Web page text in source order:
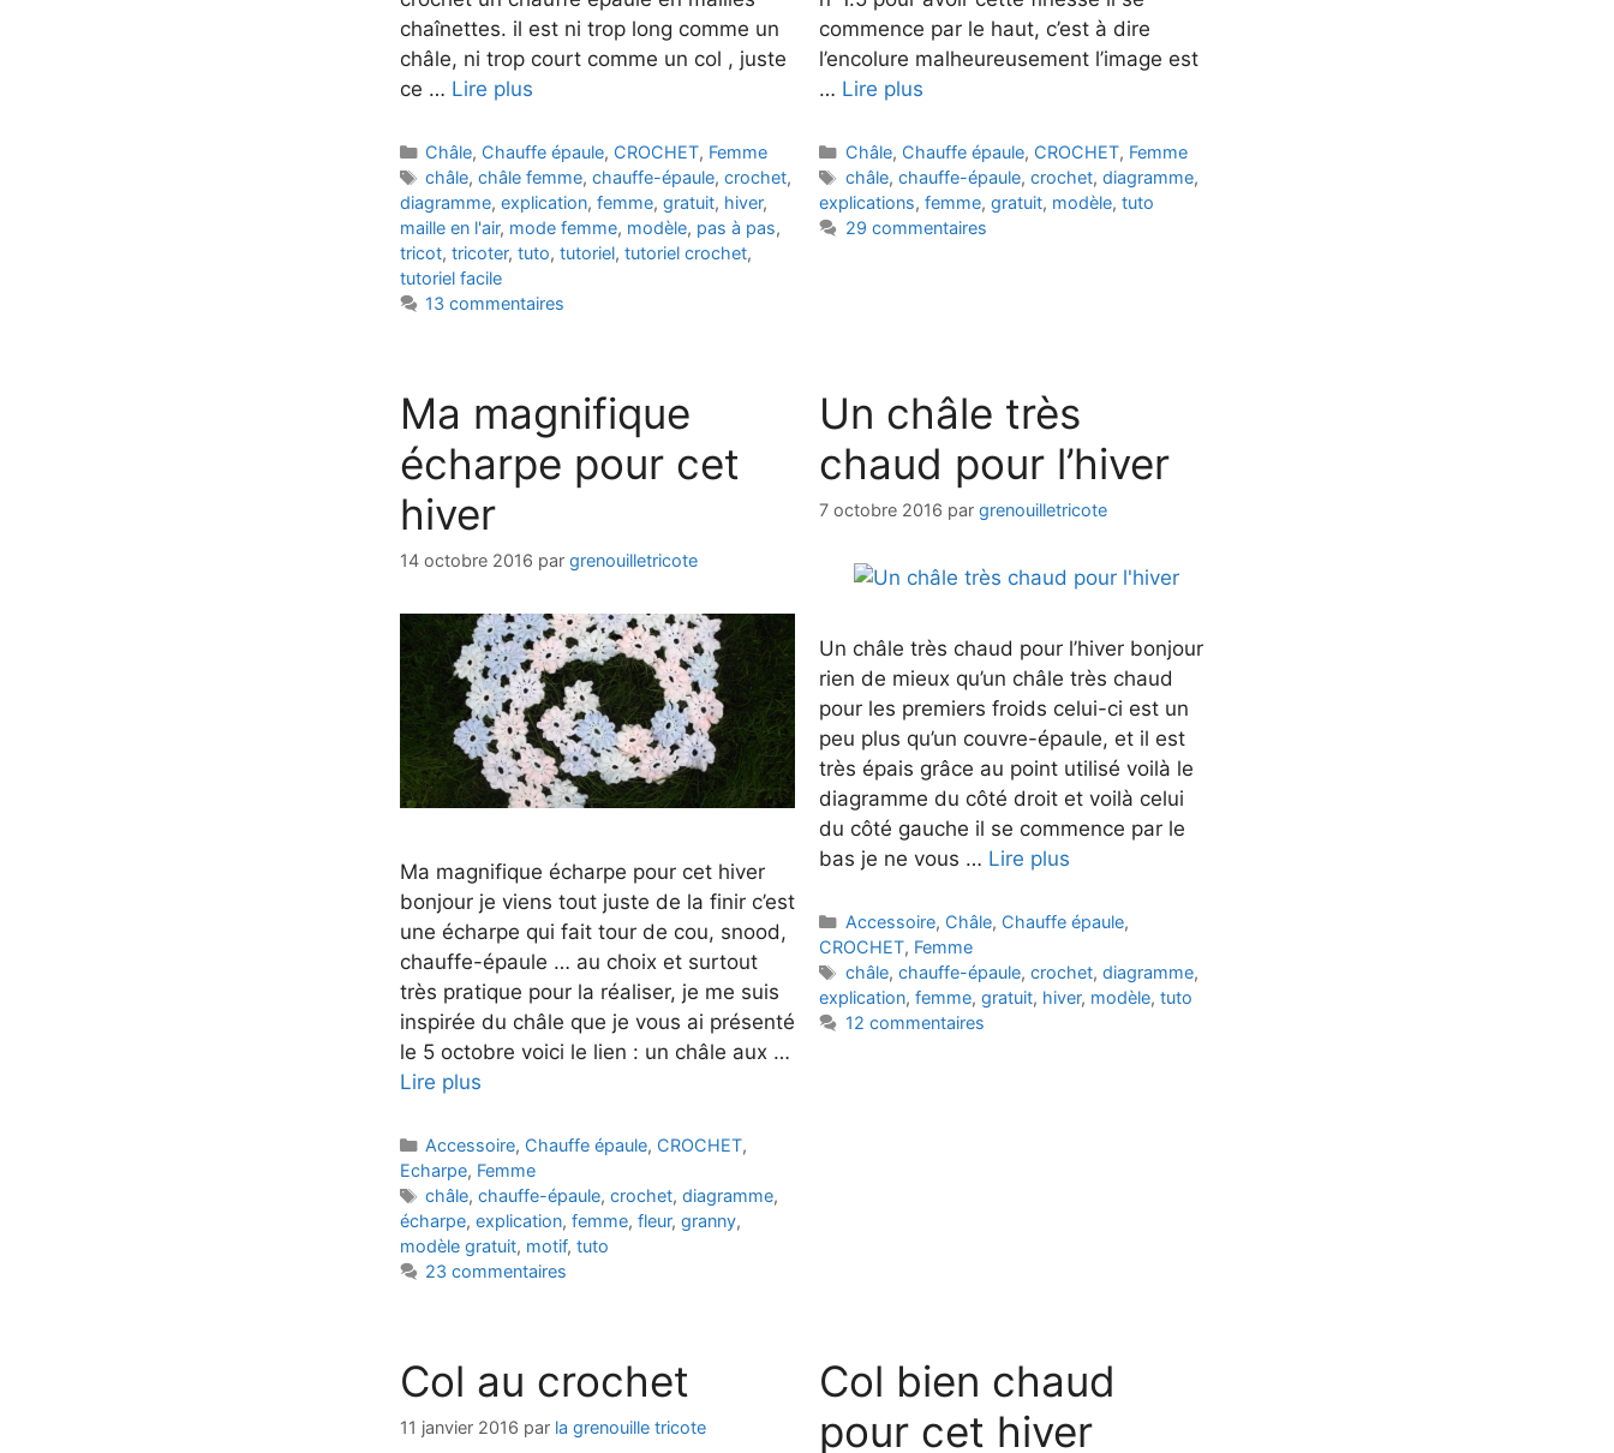
chaînettes. il est ni trop long comme un
châle, ni trop court comme un col , juste
ce … Lire plus
Catégories
Châle, Chauffe épaule, CROCHET, Femme
Étiquettes
châle,châle femme,chauffe-épaule,crochet,
diagramme, explication, femme, gratuit, hiver,
maille en l'air, mode femme, modèle, pas à pas,
tricot, tricoter, tuto, tutoriel, tutoriel crochet,
tutoriel facile
13 commentaires
commence par le haut, c’est à dire
l’encolure malheureusement l’image est
… Lire plus
Catégories
Châle, Chauffe épaule, CROCHET, Femme
Étiquettes
châle, chauffe-épaule, crochet, diagramme,
explications, femme, gratuit, modèle, tuto
29 commentaires
Ma magnifique
écharpe pour cet
hiver
14 octobre 2016 par grenouilletricote
Ma magnifique écharpe pour cet hiver
bonjour je viens tout juste de la finir c’est
une écharpe qui fait tour de cou, snood,
chauffe-épaule … au choix et surtout
très pratique pour la réaliser, je me suis
inspirée du châle que je vous ai présenté
le 5 octobre voici le lien : un châle aux …
Lire plus
Catégories
Accessoire, Chauffe épaule, CROCHET,
Echarpe, Femme
Étiquettes
châle,chauffe-épaule,crochet,diagramme,
écharpe, explication, femme, fleur, granny,
modèle gratuit, motif, tuto
23 commentaires
Un châle très
chaud pour l’hiver
7 octobre 2016 par grenouilletricote
Un châle très chaud pour l’hiver bonjour
rien de mieux qu’un châle très chaud
pour les premiers froids celui-ci est un
peu plus qu’un couvre-épaule, et il est
très épais grâce au point utilisé voilà le
diagramme du côté droit et voilà celui
du côté gauche il se commence par le
bas je ne vous … Lire plus
Catégories
Accessoire, Châle, Chauffe épaule,
CROCHET, Femme
Étiquettes
châle, chauffe-épaule, crochet, diagramme,
explication, femme, gratuit, hiver, modèle, tuto
12 commentaires
Col au crochet
11 janvier 2016 par la grenouille tricote
Col bien chaud
pour cet hiver